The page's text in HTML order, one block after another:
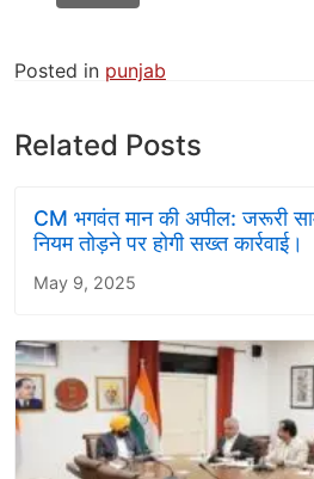
Posted in punjab
Related Posts
CM भगवंत मान की अपील: जरूरी
नियम तोड़ने पर होगी सख्त कार्रवाई।
May 9, 2025